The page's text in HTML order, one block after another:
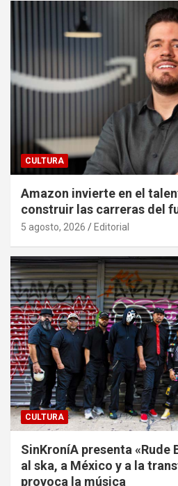
CULTURA
Amazon invierte en el
construir las carreras del
5 agosto, 2026 Editorial
CULTURA
SinKroníA presenta «Rude
al ska, a México y a la
provoca la música